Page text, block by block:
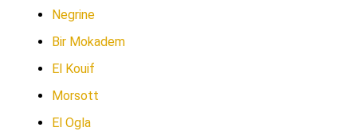
Negrine
Bir Mokadem
El Kouif
Morsott
El Ogla